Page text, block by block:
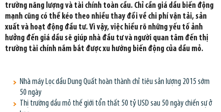
trường năng lượng và tài chính toàn cầu. Chỉ cần giá dầu biến động
mạnh cũng có thể kéo theo nhiều thay đổi về chi phí vận tải, sản
xuất và hoạt động đầu tư. Vì vậy, việc hiểu rõ những yếu tố ảnh
hưởng đến giá dầu sẽ giúp nhà đầu tư và người quan tâm đến thị
trường tài chính nắm bắt được xu hướng biến động của dầu mỏ.
Nhà máy Lọc dầu Dung Quất hoàn thành chỉ tiêu sản lượng 2015 sớm
50 ngày
Thị trường dầu mỏ thế giới tổn thất 50 tỷ USD sau 50 ngày chiến sự ở